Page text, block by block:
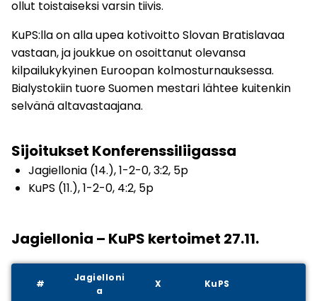
ollut toistaiseksi varsin tiivis.
KuPS:lla on alla upea kotivoitto Slovan Bratislavaa
vastaan, ja joukkue on osoittanut olevansa
kilpailukykyinen Euroopan kolmosturnauksessa.
Bialystokiin tuore Suomen mestari lähtee kuitenkin
selvänä altavastaajana.
Sijoitukset Konferenssiliigassa
Jagiellonia (14.), 1-2-0, 3:2, 5p
KuPS (11.), 1-2-0, 4:2, 5p
Jagiellonia – KuPS kertoimet 27.11.
#
Jagielloni
a
X KuPS